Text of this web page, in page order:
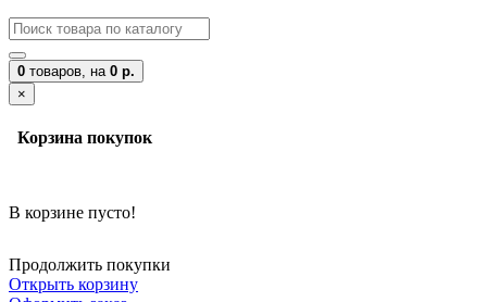
0 товаров, на 0 р.
×
Корзина покупок
В корзине пусто!
Продолжить покупки
Открыть корзину